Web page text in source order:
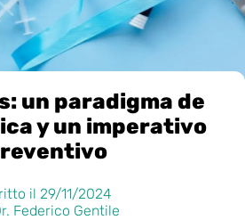
un paradigma de
y un imperativo
il 29/11/2024
Federico Gentile